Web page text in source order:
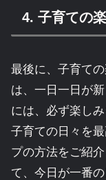
4. 子育ての
最後に、子育て
は、一日一日が
には、必ず楽し
子育ての日々を
プの方法をご紹
て、今日が一番